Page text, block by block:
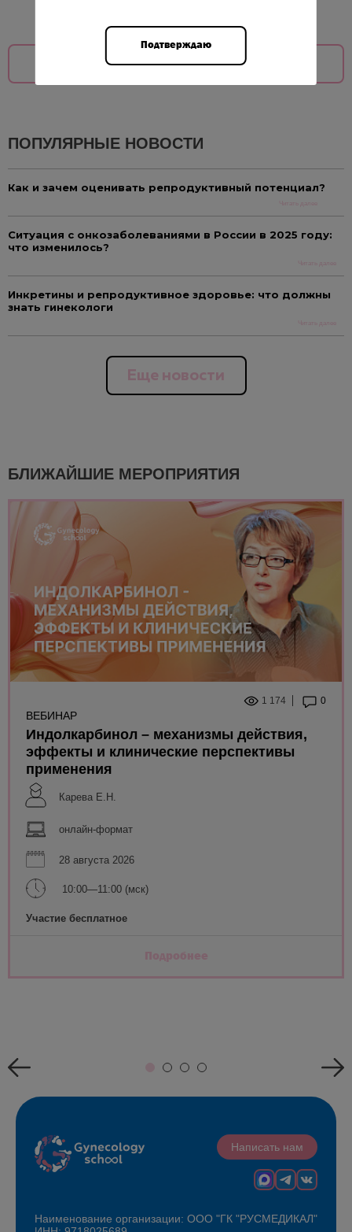
Показать ещё
ПОПУЛЯРНЫЕ НОВОСТИ
Как и зачем оценивать репродуктивный потенциал?
Читать далее
Ситуация с онкозаболеваниями в России в 2025 году:
что изменилось?
Читать далее
Инкретины и репродуктивное здоровье: что должны
знать гинекологи
Читать далее
Еще новости
БЛИЖАЙШИЕ МЕРОПРИЯТИЯ
1 174 0
ВЕБИНАР
Индолкарбинол – механизмы действия,
эффекты и клинические перспективы
применения
Карева Е.Н.
онлайн-формат
28 августа 2026
10:00—11:00 (мск)
Участие бесплатное
Подробнее
Написать нам
Наименование организации: ООО "ГК "РУСМЕДИКАЛ"
Подтверждаю